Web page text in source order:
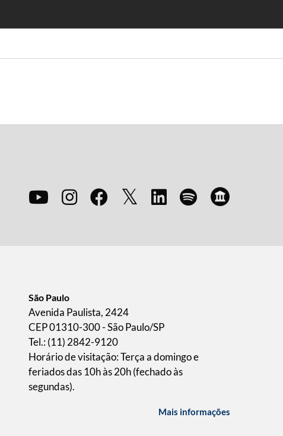
São Paulo
Avenida Paulista, 2424
CEP 01310-300 - São Paulo/SP
Tel.: (11) 2842-9120
Horário de visitação: Terça a domingo e
feriados das 10h às 20h (fechado às
segundas).
Mais informações